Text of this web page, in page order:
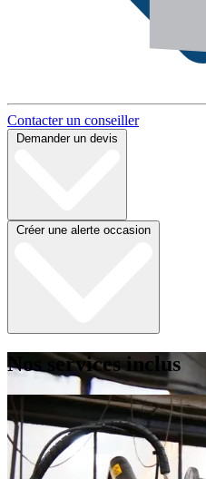
Contacter un conseiller
Demander un devis
Créer une alerte occasion
Nos services inclus